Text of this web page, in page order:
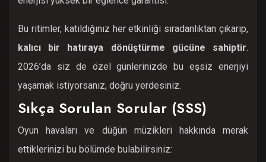
Bu ritimler, katıldığınız her etkinliği sıradanlıktan çıkarıp,
kalıcı bir hatıraya dönüştürme gücüne sahiptir.
2026’da siz de özel günlerinizde bu eşsiz enerjiyi
yaşamak istiyorsanız, doğru yerdesiniz.
Sıkça Sorulan Sorular (SSS)
Oyun havaları ve düğün müzikleri hakkında merak
ettiklerinizi bu bölümde bulabilirsiniz: